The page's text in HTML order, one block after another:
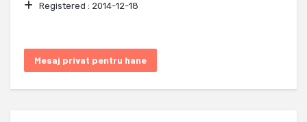
Registered : 2014-12-18
Mesaj privat pentru hane